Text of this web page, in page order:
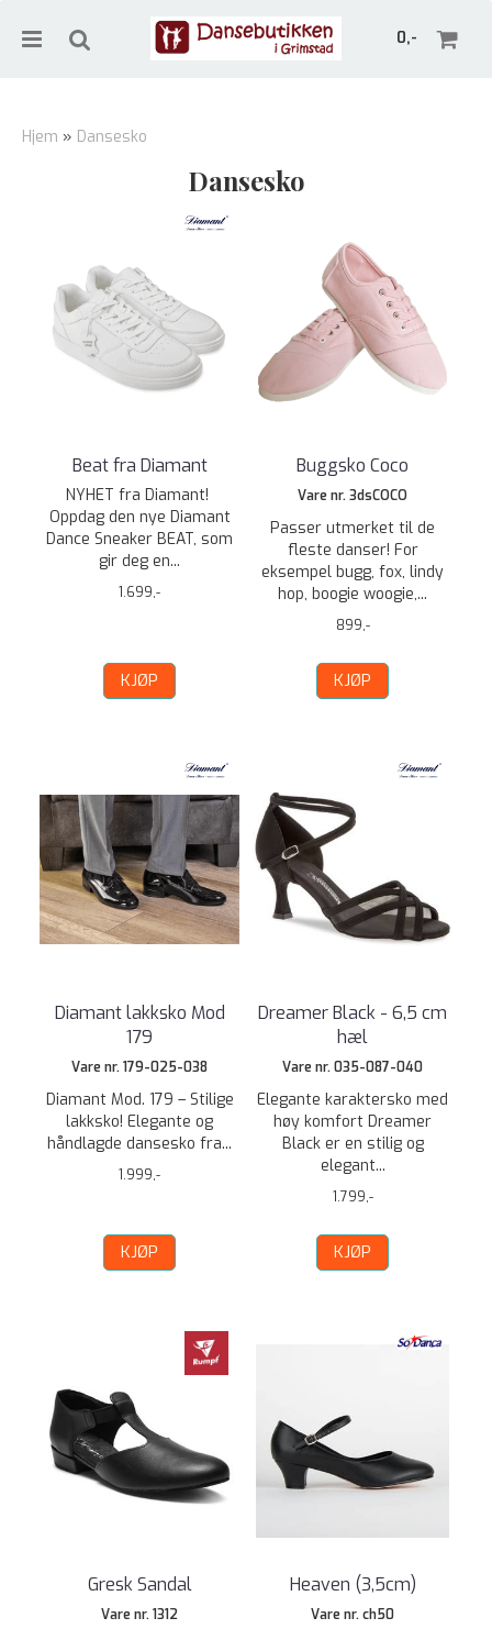
0,-
Hjem » Dansesko
Dansesko
Beat fra Diamant
NYHET fra Diamant!
Oppdag den nye Diamant
Dance Sneaker BEAT, som
gir deg en...
1.699,-
KJØP
Buggsko Coco
Vare nr. 3dsCOCO
Passer utmerket til de
fleste danser! For
eksempel bugg, fox, lindy
hop, boogie woogie,...
899,-
KJØP
Diamant lakksko Mod
179
Vare nr. 179-025-038
Diamant Mod. 179 – Stilige
lakksko! Elegante og
håndlagde dansesko fra...
1.999,-
KJØP
Dreamer Black - 6,5 cm
hæl
Vare nr. 035-087-040
Elegante karaktersko med
høy komfort Dreamer
Black er en stilig og
elegant...
1.799,-
KJØP
Gresk Sandal
Vare nr. 1312
Heaven (3,5cm)
Vare nr. ch50